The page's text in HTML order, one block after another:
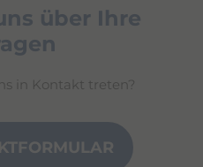
über Ihre
in Kontakt treten?